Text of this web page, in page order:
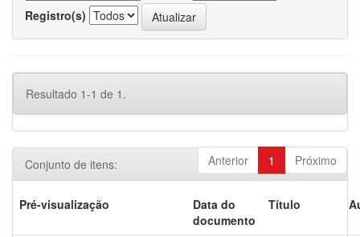
Registro(s)
Resultado 1-1 de 1.
Anterior 1 Próximo
Conjunto de itens:
Pré-visualização
Data do
documento
Título